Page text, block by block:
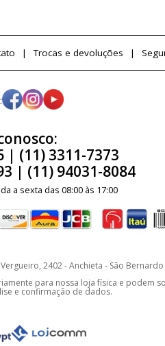
Trocas e devoluções
| (11) 3311-7373
| (11) 94031-8084
a sexta das 08:00 às 17:00
2402 - Anchieta - São
para nossa loja física e podem
e confirmação de dados.